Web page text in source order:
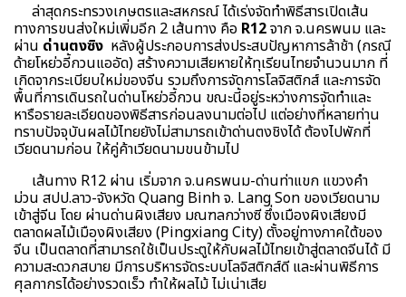
ล่าสุดกระทรวงเกษตรและสหกรณ์ ได้เร่งจัดทำพิธีสารเปิดเส้น
ทางการขนส่งใหม่เพิ่มอีก 2 เส้นทาง คือ R12จาก จ.นครพนม และ
ผ่าน ด่านตงซิง หลังผู้ประกอบการส่งประสบปัญหาการล้าช้า (กรณี
ด้ายโหย่วอี้กวนแออัด) สร้างความเสียหายให้ทุเรียนไทยจำนวนมาก ที่
เกิดจากระเบียบใหม่ของจีน รวมถึงการจัดการโลจิสติกส์ และการจัด
พื้นที่การเดินรถในด่านโหย่วอี้กวน ขณะนี้อยู่ระหว่างการจัดทำและ
หารือรายละเอียดของพิธีสารก่อนลงนามต่อไป แต่อย่างที่หลายท่าน
ทราบปัจจุบันผลไม้ไทยยังไม่สามารถเข้าด่านตงชิงได้ ต้องไปพักที่
เวียดนามก่อน ให้คู่ค้าเวียดนามขนข้ามไป
เส้นทาง R12 ผ่าน เริ่มจาก จ.นครพนม-ด่านท่าแขก แขวงคำ
ม่วน สปป.ลาว-จังหวัด Quang Binh จ. Lang Son ของเวียดนาม
เข้าสู่จีน โดย ผ่านด่านผิงเสียง มณฑลกว่างซี ซึ่งเมืองผิงเสียงมี
ตลาดผลไม้เมืองผิงเสียง (Pingxiang City) ตั้งอยู่ทางภาคใต้ของ
จีน เป็นตลาดที่สามารถใช้เป็นประตูให้กับผลไม้ไทยเข้าสู่ตลาดจีนได้ มี
ความสะดวกสบาย มีการบริหารจัดระบบโลจิสติกส์ดี และผ่านพิธีการ
ศุลกากรได้อย่างรวดเร็ว ทำให้ผลไม้ ไม่เน่าเสีย